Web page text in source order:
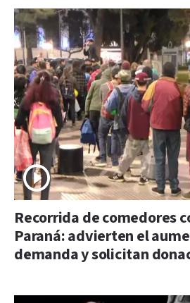
Recorrida de comedores
Paraná: advierten el
demanda y solicitan